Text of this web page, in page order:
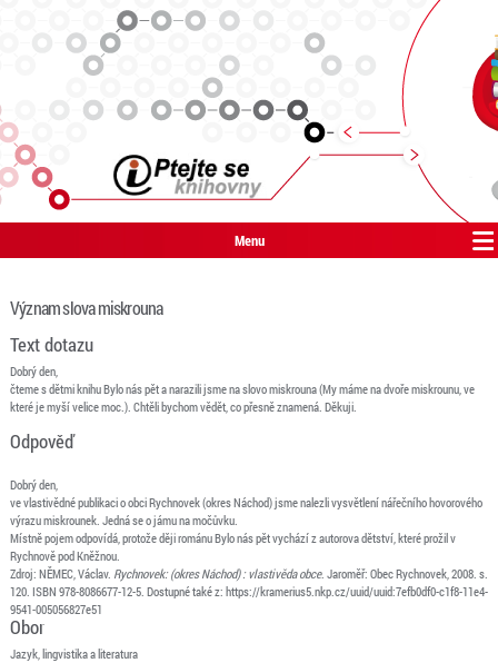
Menu
Význam slova miskrouna
Text dotazu
Dobrý den,
čteme s dětmi knihu Bylo nás pět a narazili jsme na slovo miskrouna (My máme na dvoře miskrounu, ve
které je myší velice moc.). Chtěli bychom vědět, co přesně znamená. Děkuji.
Odpověď
Dobrý den,
ve vlastivědné publikaci o obci Rychnovek (okres Náchod) jsme nalezli vysvětlení nářečního hovorového
výrazu miskrounek. Jedná se o jámu na močůvku.
Místně pojem odpovídá, protože ději románu Bylo nás pět vychází z autorova dětství, které prožil v
Rychnově pod Kněžnou.
Zdroj: NĚMEC, Václav. Rychnovek: (okres Náchod) : vlastivěda obce. Jaroměř: Obec Rychnovek, 2008. s.
120. ISBN 978-8086677-12-5. Dostupné také z: https://kramerius5.nkp.cz/uuid/uuid:7efb0df0-c1f8-11e4-
9541-005056827e51
Obor
Jazyk, lingvistika a literatura